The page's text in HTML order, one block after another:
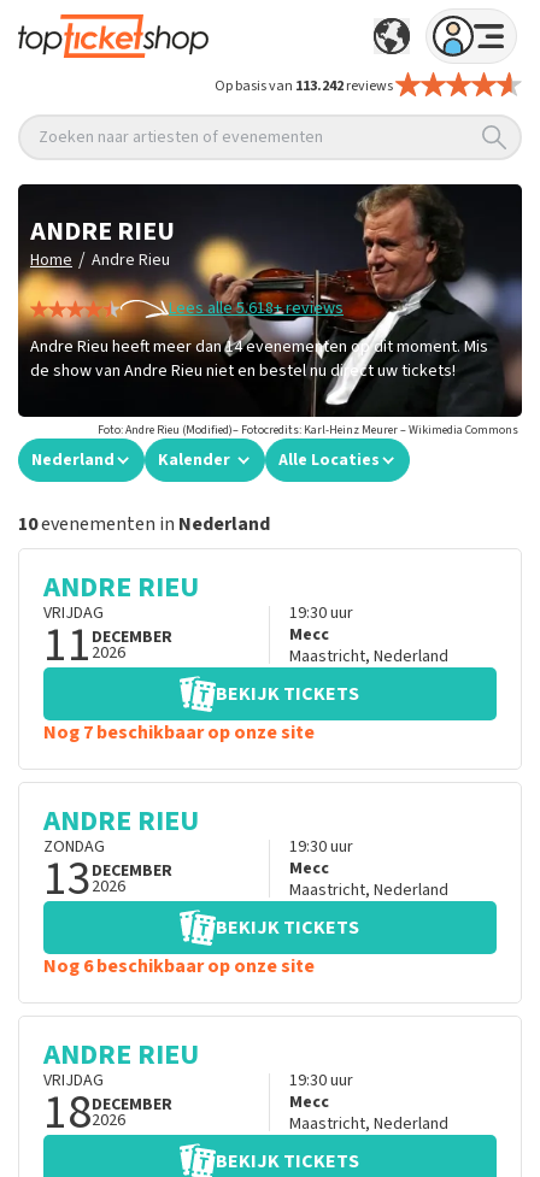
Op basis van 113.242reviews
Zoeken naar artiesten of evenementen
ANDRE RIEU
Home / Andre Rieu
Lees alle 5.618+ reviews
Andre Rieu heeft meer dan 14 evenementen op dit moment. Mis
de show van Andre Rieu niet en bestel nu direct uw tickets!
Foto: Andre Rieu (Modified)– Fotocredits: Karl-Heinz Meurer – Wikimedia Commons
Nederland Kalender Alle Locaties
10evenementen in Nederland
ANDRE RIEU
VRIJDAG
11 DECEMBER
2026
19:30uur
Mecc
Maastricht, Nederland
BEKIJK TICKETS
Nog 7 beschikbaar op onze site
ANDRE RIEU
ZONDAG
13DECEMBER
2026
19:30uur
Mecc
Maastricht, Nederland
BEKIJK TICKETS
Nog 6 beschikbaar op onze site
ANDRE RIEU
VRIJDAG
18DECEMBER
2026
19:30uur
Mecc
Maastricht, Nederland
BEKIJK TICKETS